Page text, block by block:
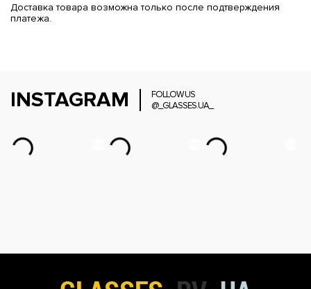
Доставка товара возможна только после подтверждения
платежа.
INSTAGRAM
FOLLOW US
@_GLASSES.UA_